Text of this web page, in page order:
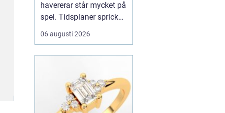
havererar står mycket på
spel. Tidsplaner spricker,
gods blir försenat och
trafiken kan snabbt bli
resurs som ser till...
06 augusti 2026